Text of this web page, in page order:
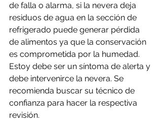
de falla o alarma, si la nevera deja
residuos de agua en la sección de
refrigerado puede generar pérdida
de alimentos ya que la conservación
es comprometida por la humedad.
Estoy debe ser un síntoma de alerta y
debe intervenirce la nevera. Se
recomienda buscar su técnico de
confianza para hacer la respectiva
revisión.